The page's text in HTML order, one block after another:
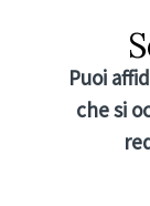
Puoi
che si